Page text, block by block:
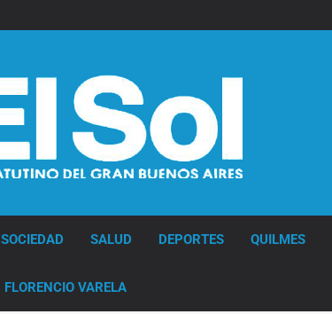
SOCIEDAD SALUD DEPORTES QUILMES
FLORENCIO VARELA